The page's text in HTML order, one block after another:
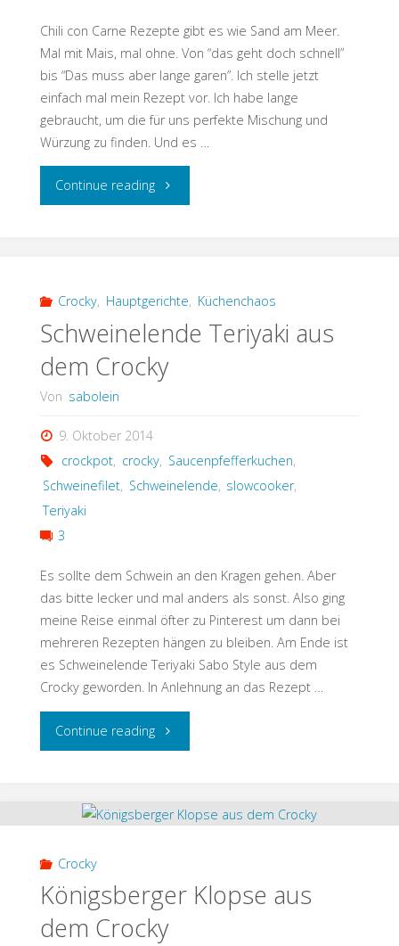
Chili con Carne Rezepte gibt es wie Sand am Meer.
Mal mit Mais, mal ohne. Von “das geht doch schnell”
bis “Das muss aber lange garen”. Ich stelle jetzt
einfach mal mein Rezept vor. Ich habe lange
gebraucht, um die für uns perfekte Mischung und
Würzung zu finden. Und es …
Continue reading"Crockpot
Carne"
Crocky, Hauptgerichte, Küchenchaos
Schweinelende Teriyaki aus
dem Crocky
Von sabolein
9. Oktober 2014
crockpot, crocky, Saucenpfefferkuchen,
Schweinefilet, Schweinelende, slowcooker,
Teriyaki
3
Es sollte dem Schwein an den Kragen gehen. Aber
das bitte lecker und mal anders als sonst. Also ging
meine Reise einmal öfter zu Pinterest um dann bei
mehreren Rezepten hängen zu bleiben. Am Ende ist
es Schweinelende Teriyaki Sabo Style aus dem
Crocky geworden. In Anlehnung an das Rezept …
Continue reading"Schweinelende
Crocky"
Crocky
Königsberger Klopse aus
dem Crocky